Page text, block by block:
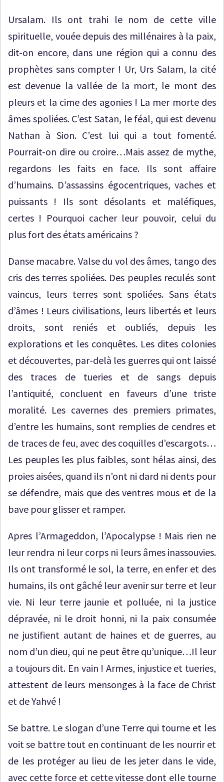
Ursalam. Ils ont trahi le nom de cette ville
spirituelle, vouée depuis des millénaires à la paix,
dit-on encore, dans une région qui a connu des
prophètes sans compter ! Ur, Urs Salam, la cité
est devenue la vallée de la mort, le mont des
pleurs et la cime des agonies ! La mer morte des
âmes spoliées. C’est Satan, le féal, qui est devenu
Nathan à Sion. C’est lui qui a tout fomenté.
Pourrait-on dire ou croire…Mais assez de mythe,
regardons les faits en face. Ils sont affaire
d’humains. D’assassins égocentriques, vaches et
puissants ! Ils sont désolants et maléfiques,
certes ! Pourquoi cacher leur pouvoir, celui du
plus fort des états américains ?
Danse macabre. Valse du vol des âmes, tango des
cris des terres spoliées. Des peuples reculés sont
vaincus, leurs terres sont spoliées. Sans états
d’âmes ! Leurs civilisations, leurs libertés et leurs
droits, sont reniés et oubliés, depuis les
explorations et les conquêtes. Les dites colonies
et découvertes, par-delà les guerres qui ont laissé
des traces de tueries et de sangs depuis
l’antiquité, concluent en faveurs d’une triste
moralité. Les cavernes des premiers primates,
d’entre les humains, sont remplies de cendres et
de traces de feu, avec des coquilles d’escargots…
Les peuples les plus faibles, sont hélas ainsi, des
proies aisées, quand ils n’ont ni dard ni dents pour
se défendre, mais que des ventres mous et de la
bave pour glisser et ramper.
Apres l’Armageddon, l’Apocalypse ! Mais rien ne
leur rendra ni leur corps ni leurs âmes inassouvies.
Ils ont transformé le sol, la terre, en enfer et des
humains, ils ont gâché leur avenir sur terre et leur
vie. Ni leur terre jaunie et polluée, ni la justice
dépravée, ni le droit honni, ni la paix consumée
ne justifient autant de haines et de guerres, au
nom d’un dieu, qui ne peut être qu’unique…Il leur
a toujours dit. En vain ! Armes, injustice et tueries,
attestent de leurs mensonges à la face de Christ
et de Yahvé !
Se battre. Le slogan d’une Terre qui tourne et les
voit se battre tout en continuant de les nourrir et
de les protéger au lieu de les jeter dans le vide,
avec cette force et cette vitesse dont elle tourne